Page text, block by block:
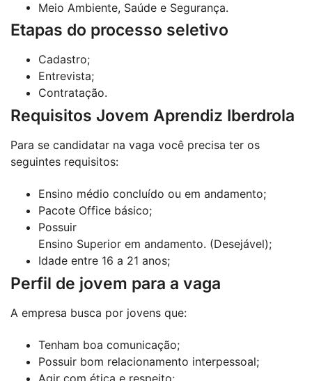
Meio Ambiente, Saúde e Segurança.
Etapas do processo seletivo
Cadastro;
Entrevista;
Contratação.
Requisitos Jovem Aprendiz Iberdrola
Para se candidatar na vaga você precisa ter os
seguintes requisitos:
Ensino médio concluído ou em andamento;
Pacote Office básico;
Possuir
Ensino Superior em andamento. (Desejável);
Idade entre 16 a 21 anos;
Perfil de jovem para a vaga
A empresa busca por jovens que:
Tenham boa comunicação;
Possuir bom relacionamento interpessoal;